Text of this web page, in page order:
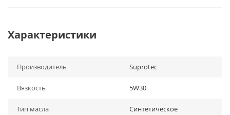
Характеристики
Производитель Suprotec
Вязкость 5W30
Тип масла Синтетическое